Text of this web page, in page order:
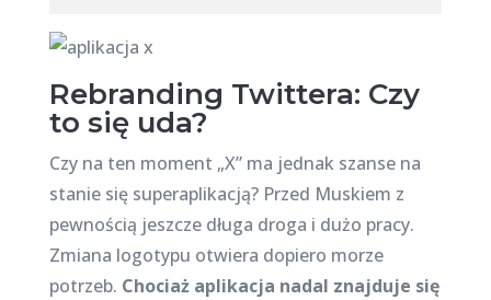
Rebranding Twittera: Czy
to się uda?
Czy na ten moment „X” ma jednak szanse na
stanie się superaplikacją? Przed Muskiem z
pewnością jeszcze długa droga i dużo pracy.
Zmiana logotypu otwiera dopiero morze
potrzeb. Chociaż aplikacja nadal znajduje się